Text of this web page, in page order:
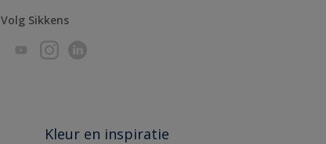
Volg Sikkens
Kleur en inspiratie